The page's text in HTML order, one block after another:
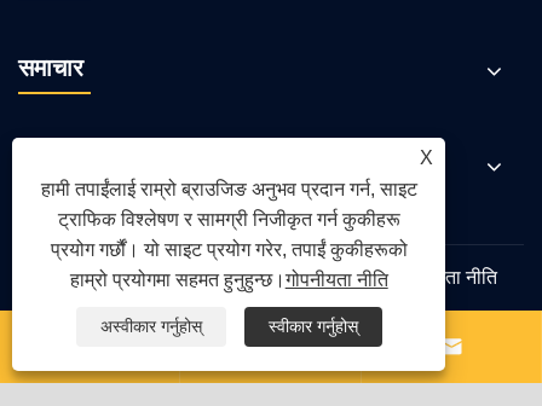
समाचार
Links Sitemap RSS XML गोपनीयता नीति
प्रतिलिपि अधिकार © 2026 Qingdao Yongte Plastic Machinery
 
X
हामी तपाईंलाई राम्रो ब्राउजिङ अनुभव प्रदान गर्न, साइट
ट्राफिक विश्लेषण र सामग्री निजीकृत गर्न कुकीहरू
प्रयोग गर्छौं। यो साइट प्रयोग गरेर, तपाईं कुकीहरूको
हाम्रो प्रयोगमा सहमत हुनुहुन्छ।गोपनीयता नीति
अस्वीकार गर्नुहोस् स्वीकार गर्नुहोस्